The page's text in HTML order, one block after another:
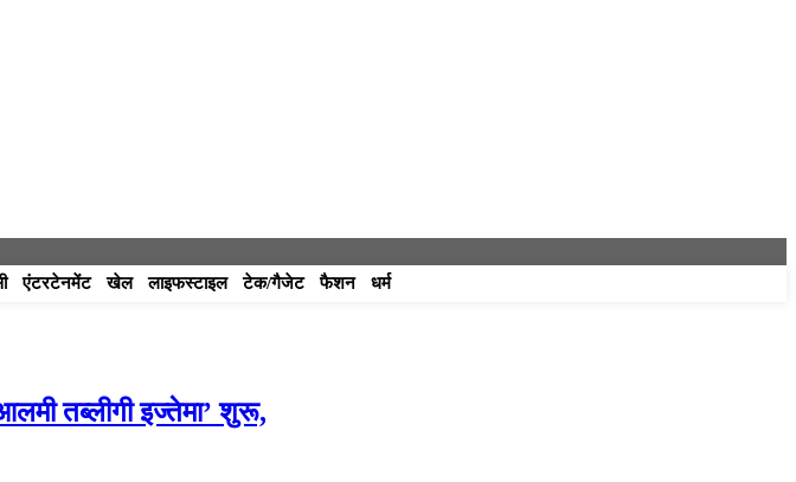
एंटरटेनमेंट खेल लाइफस्टाइल टेक/गैजेट फैशन धर्म
तब्लीगी इज्तेमा’ शुरू,